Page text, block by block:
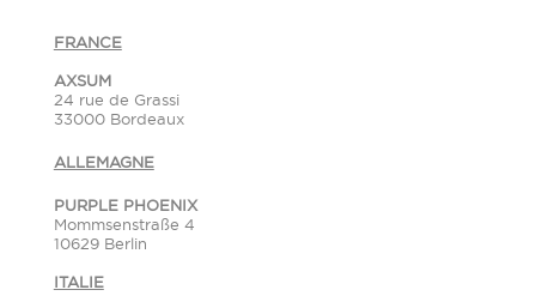
FRANCE
AXSUM
24 rue de Grassi
33000 Bordeaux
ALLEMAGNE
PURPLE PHOENIX
Mommsenstraße 4
10629 Berlin
ITALIE